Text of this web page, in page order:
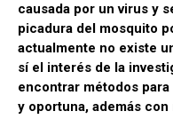
s
A
p
p
b
o
o
k
a
causada por un virus y
picadura del mosquito
actualmente no existe
sí el interés de la
encontrar métodos
y oportuna, además